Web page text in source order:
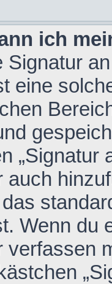
ich
Signatur
eine
„Signatur
auch
Wenn du
verfassen